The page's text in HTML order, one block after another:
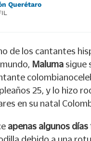
Querétaro
de los cantantes
Maluma sigue
25, y lo hizo
en su natal
apenas algunos días